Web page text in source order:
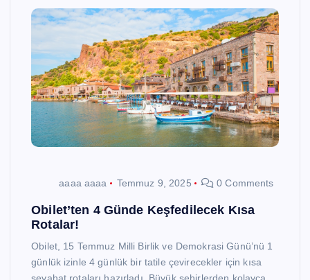
aaaa aaaa Temmuz 9, 2025 0 Comments
Obilet’ten 4 Günde Keşfedilecek Kısa
Rotalar!
Obilet, 15 Temmuz Milli Birlik ve Demokrasi Günü’nü 1
günlük izinle 4 günlük bir tatile çevirecekler için kısa